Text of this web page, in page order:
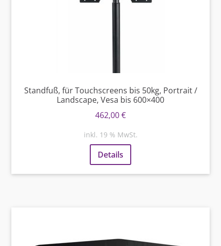
Standfuß, für Touchscreens bis 50kg, Portrait /
Landscape, Vesa bis 600×400
462,00€
inkl. 19 % MwSt.
Details